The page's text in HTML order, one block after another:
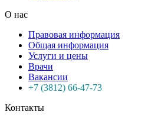
О нас
Правовая информация
Общая информация
Услуги и цены
Врачи
Вакансии
+7 (3812) 66-47-73
Контакты